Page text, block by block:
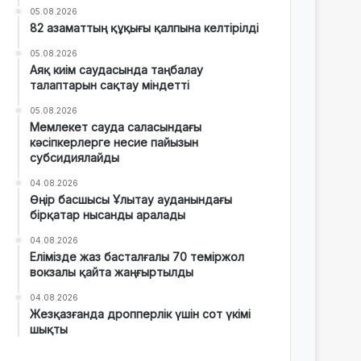
05.08.2026
82 азаматтың құқығы қалпына келтірілді
05.08.2026
Аяқ киім саудасында таңбалау
талаптарын сақтау міндетті
05.08.2026
Мемлекет сауда саласындағы
кәсіпкерлерге несие пайызын
субсидиялайды
04.08.2026
Өңір басшысы Ұлытау ауданындағы
бірқатар нысанды аралады
04.08.2026
Елімізде жаз басталғалы 70 теміржол
вокзалы қайта жаңғыртылды
04.08.2026
Жезқазғанда дропперлік үшін сот үкімі
шықты